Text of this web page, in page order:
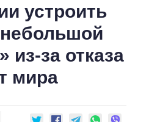
ЭКОНОМИКА
ОБЩЕСТВО
ВИДЕО
устроить
из-за отказа
мира